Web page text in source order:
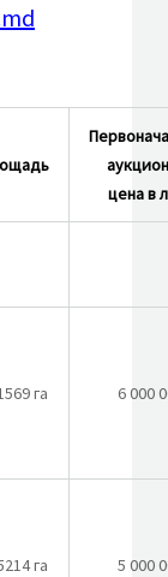
цена в
га 6 000
га 5 000